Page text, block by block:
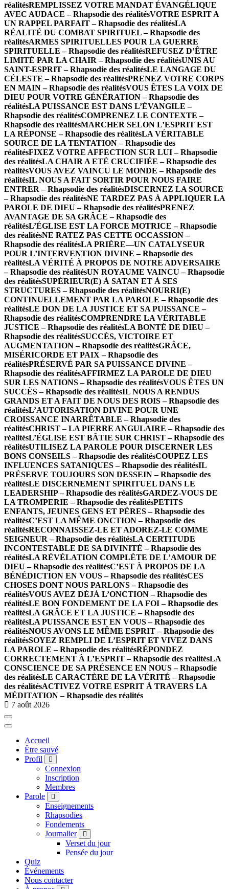
réalitésREMPLISSEZ VOTRE MANDAT ÉVANGÉLIQUE
AVEC AUDACE – Rhapsodie des réalitésVOTRE ESPRIT A
UN RAPPEL PARFAIT – Rhapsodie des réalitésLA
RÉALITÉ DU COMBAT SPIRITUEL – Rhapsodie des
réalitésARMES SPIRITUELLES POUR LA GUERRE
SPIRITUELLE – Rhapsodie des réalitésREFUSEZ D’ÊTRE
LIMITÉ PAR LA CHAIR – Rhapsodie des réalitésUNIS AU
SAINT-ESPRIT – Rhapsodie des réalitésLE LANGAGE DU
CÉLESTE – Rhapsodie des réalitésPRENEZ VOTRE CORPS
EN MAIN – Rhapsodie des réalitésVOUS ÊTES LA VOIX DE
DIEU POUR VOTRE GÉNÉRATION – Rhapsodie des
réalitésLA PUISSANCE EST DANS L’ÉVANGILE –
Rhapsodie des réalitésCOMPRENEZ LE CONTEXTE –
Rhapsodie des réalitésMARCHER SELON L’ESPRIT EST
LA RÉPONSE – Rhapsodie des réalitésLA VÉRITABLE
SOURCE DE LA TENTATION – Rhapsodie des
réalitésFIXEZ VOTRE AFFECTION SUR LUI – Rhapsodie
des réalitésLA CHAIR A ETÉ CRUCIFIÉE – Rhapsodie des
réalitésVOUS AVEZ VAINCU LE MONDE – Rhapsodie des
réalitésIL NOUS A FAIT SORTIR POUR NOUS FAIRE
ENTRER – Rhapsodie des réalitésDISCERNEZ LA SOURCE
– Rhapsodie des réalitésNE TARDEZ PAS À APPLIQUER LA
PAROLE DE DIEU – Rhapsodie des réalitésPRENEZ
AVANTAGE DE SA GRÂCE – Rhapsodie des
réalitésL’ÉGLISE EST LA FORCE MOTRICE – Rhapsodie
des réalitésNE RATEZ PAS CETTE OCCASSION –
Rhapsodie des réalitésLA PRIÈRE—UN CATALYSEUR
POUR L’INTERVENTION DIVINE – Rhapsodie des
réalitésLA VÉRITÉ À PROPOS DE NOTRE ADVERSAIRE
– Rhapsodie des réalitésUN ROYAUME VAINCU – Rhapsodie
des réalitésSUPÉRIEUR(E) À SATAN ET À SES
STRUCTURES – Rhapsodie des réalitésNOURRI(E)
CONTINUELLEMENT PAR LA PAROLE – Rhapsodie des
réalitésLE DON DE LA JUSTICE ET SA PUISSANCE –
Rhapsodie des réalitésCOMPRENDRE LA VÉRITABLE
JUSTICE – Rhapsodie des réalitésLA BONTÉ DE DIEU –
Rhapsodie des réalitésSUCCÈS, VICTOIRE ET
AUGMENTATION – Rhapsodie des réalitésGRÂCE,
MISÉRICORDE ET PAIX – Rhapsodie des
réalitésPRÉSERVÉ PAR SA PUISSANCE DIVINE –
Rhapsodie des réalitésAFFIRMEZ LA PAROLE DE DIEU
SUR LES NATIONS – Rhapsodie des réalitésVOUS ÊTES UN
SUCCÈS – Rhapsodie des réalitésIL NOUS A RENDUS
GRANDS ET A FAIT DE NOUS DES ROIS – Rhapsodie des
réalitésL’AUTORISATION DIVINE POUR UNE
CROISSANCE INARRÊTABLE – Rhapsodie des
réalitésCHRIST – LA PIERRE ANGULAIRE – Rhapsodie des
réalitésL’ÉGLISE EST BÂTIE SUR CHRIST – Rhapsodie des
réalitésUTILISEZ LA PAROLE POUR DISCERNER LES
BONS CONSEILS – Rhapsodie des réalitésCOUPEZ LES
INFLUENCES SATANIQUES – Rhapsodie des réalitésIL
PRÉSERVE TOUJOURS SON DESSEIN – Rhapsodie des
réalitésLE DISCERNEMENT SPIRITUEL DANS LE
LEADERSHIP – Rhapsodie des réalitésGARDEZ-VOUS DE
LA TROMPERIE – Rhapsodie des réalitésPETITS
ENFANTS, JEUNES GENS ET PÈRES – Rhapsodie des
réalitésC’EST LA MÊME ONCTION – Rhapsodie des
réalitésRECONNAISSEZ-LE ET ADOREZ-LE COMME
SEIGNEUR – Rhapsodie des réalitésLA CERTITUDE
INCONTESTABLE DE SA DIVINITÉ – Rhapsodie des
réalitésLA RÉVÉLATION COMPLÈTE DE L’AMOUR DE
DIEU – Rhapsodie des réalitésC’EST À PROPOS DE LA
BÉNÉDICTION EN VOUS – Rhapsodie des réalitésCES
CHOSES DONT NOUS PARLONS – Rhapsodie des
réalitésVOUS AVEZ DÉJÀ L’ONCTION – Rhapsodie des
réalitésLE BON FONDEMENT DE LA FOI – Rhapsodie des
réalitésLA GRÂCE ET LA JUSTICE – Rhapsodie des
réalitésLA PUISSANCE EST EN VOUS – Rhapsodie des
réalitésNOUS AVONS LE MÊME ESPRIT – Rhapsodie des
réalitésSOYEZ REMPLI DE L’ESPRIT ET VIVEZ DANS
LA PAROLE – Rhapsodie des réalitésRÉPONDEZ
CORRECTEMENT À L’ESPRIT – Rhapsodie des réalitésLA
CONSCIENCE DE SA PRÉSENCE EN NOUS – Rhapsodie
des réalitésLE CARACTÈRE DE LA VÉRITÉ – Rhapsodie
des réalitésACTIVEZ VOTRE ESPRIT À TRAVERS LA
MÉDITATION – Rhapsodie des réalités
7 août 2026
Accueil
Être sauvé
Profil
Connexion
Inscription
Membres
Parole
Enseignements
Rhapsodies
Fondements
Journalier
Verset du jour
Pensée du jour
Quiz
Événements
Nous contacter